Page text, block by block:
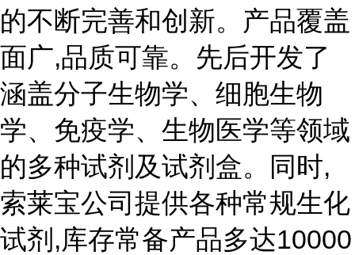
的不断完善和创新。产品覆盖
面广,品质可靠。先后开发了
涵盖分子生物学、细胞生物
学、免疫学、生物医学等领域
的多种试剂及试剂盒。同时,
索莱宝公司提供各种常规生化
试剂,库存常备产品多达10000